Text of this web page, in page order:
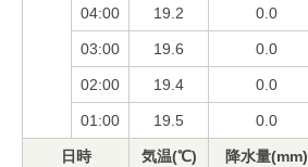
04:00 19.2 0.0
03:00 19.6 0.0
02:00 19.4 0.0
01:00 19.5 0.0
日時 気温(℃) 降水量(mm)